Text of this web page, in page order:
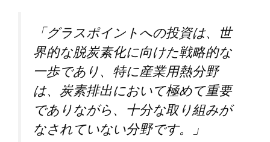
「グラスポイントへの投資は、世
界的な脱炭素化に向けた戦略的な
一歩であり、特に産業用熱分野
は、炭素排出において極めて重要
でありながら、十分な取り組みが
なされていない分野です。」